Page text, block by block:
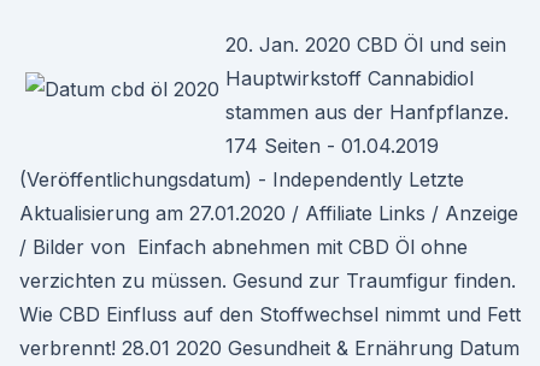
20. Jan. 2020 CBD Öl und sein
Hauptwirkstoff Cannabidiol
stammen aus der Hanfpflanze.
174 Seiten - 01.04.2019
(Veröffentlichungsdatum) - Independently Letzte
Aktualisierung am 27.01.2020 / Affiliate Links / Anzeige
/ Bilder von Einfach abnehmen mit CBD Öl ohne
verzichten zu müssen. Gesund zur Traumfigur finden.
Wie CBD Einfluss auf den Stoffwechsel nimmt und Fett
verbrennt! 28.01 2020 Gesundheit & Ernährung Datum